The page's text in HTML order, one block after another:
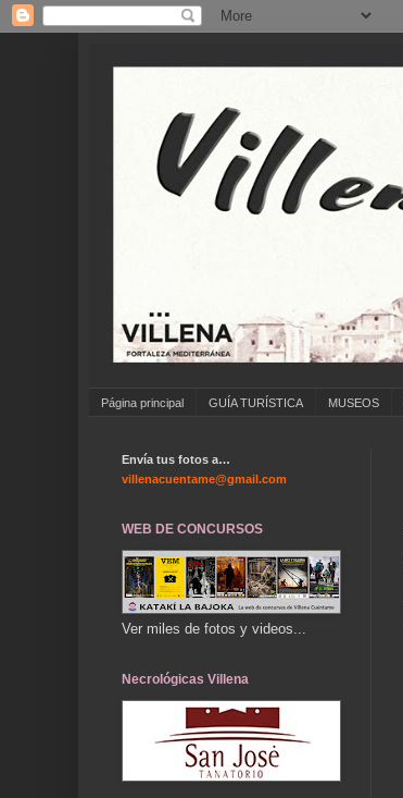
Página principal GUÍA TURÍSTICA MUSEOS
Envía tus fotos a…
villenacuentame@gmail.com
WEB DE CONCURSOS
Ver miles de fotos y videos...
Necrológicas Villena